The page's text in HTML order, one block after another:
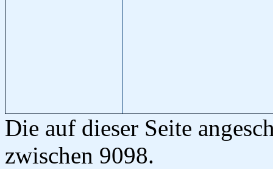
Die auf dieser Seite
zwischen 9098.